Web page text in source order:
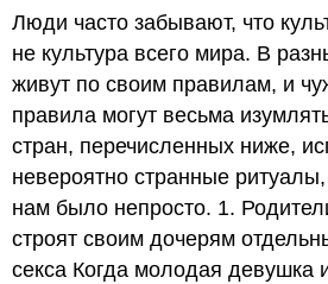
Люди часто забывают, что
не культура всего мира. В
живут по своим правилам, и
правила могут весьма
стран, перечисленных ниже,
невероятно странные
нам было непросто. 1.
строят своим дочерям
секса Когда молодая девушка